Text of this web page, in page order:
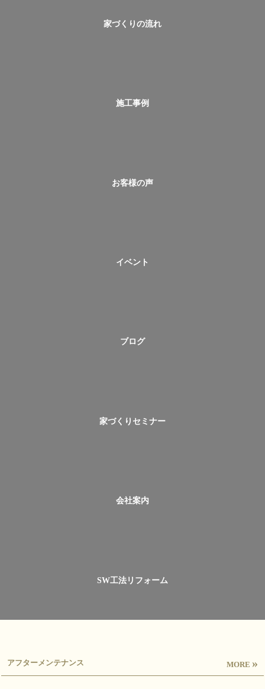
家づくりの流れ
施工事例
お客様の声
イベント
ブログ
家づくりセミナー
会社案内
SW工法リフォーム
アフターメンテナンス MORE »